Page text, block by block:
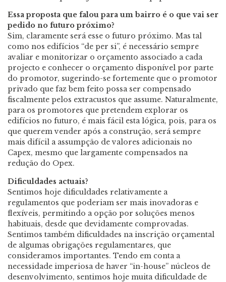
Essa proposta que falou para um bairro é o que vai ser
pedido no futuro próximo?
Sim, claramente será esse o futuro próximo. Mas tal
como nos edifícios “de per si”, é necessário sempre
avaliar e monitorizar o orçamento associado a cada
projecto e conhecer o orçamento disponível por parte
do promotor, sugerindo-se fortemente que o promotor
privado que faz bem feito possa ser compensado
fiscalmente pelos extracustos que assume. Naturalmente,
para os promotores que pretendem explorar os
edifícios no futuro, é mais fácil esta lógica, pois, para os
que querem vender após a construção, será sempre
mais difícil a assumpção de valores adicionais no
Capex, mesmo que largamente compensados na
redução do Opex.
Dificuldades actuais?
Sentimos hoje dificuldades relativamente a
regulamentos que poderiam ser mais inovadoras e
flexíveis, permitindo a opção por soluções menos
habituais, desde que devidamente comprovadas.
Sentimos também dificuldades na inscrição orçamental
de algumas obrigações regulamentares, que
consideramos importantes. Tendo em conta a
necessidade imperiosa de haver “in-house” núcleos de
desenvolvimento, sentimos hoje muita dificuldade de